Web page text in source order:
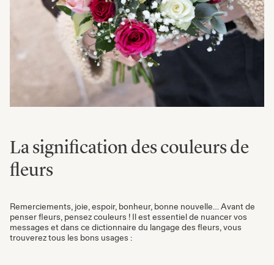
La signification des couleurs de
fleurs
Remerciements, joie, espoir, bonheur, bonne nouvelle… Avant de
penser fleurs, pensez couleurs ! Il est essentiel de nuancer vos
messages et dans ce dictionnaire du langage des fleurs, vous
trouverez tous les bons usages :